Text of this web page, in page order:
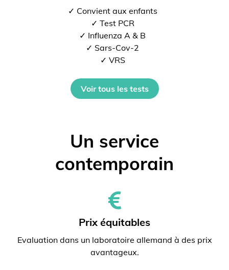
✓ Convient aux enfants
✓ Test PCR
✓ Influenza A & B
✓ Sars-Cov-2
✓ VRS
Voir tous les tests
Un service
contemporain
Prix ​​équitables
Evaluation dans un laboratoire allemand à des prix
avantageux.